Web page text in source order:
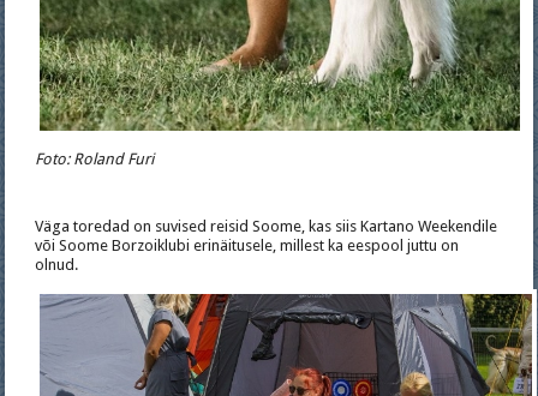
Foto: Roland Furi
Väga toredad on suvised reisid Soome, kas siis Kartano Weekendile
või Soome Borzoiklubi erinäitusele, millest ka eespool juttu on
olnud.